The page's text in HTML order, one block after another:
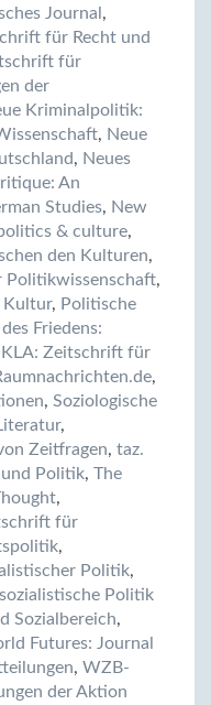
Journal ,
für Recht und
für
der
Kriminalpolitik:
, Neue
, Neues
An
Studies, New
& culture,
den Kulturen,
,
Kultur, Politische
Friedens:
Zeitschrift für
,
, Soziologische
,
Zeitfragen, taz.
und Politik, The
,
für
,
Politik,
Politik
Sozialbereich,
Futures: Journal
, WZB-
der Aktion